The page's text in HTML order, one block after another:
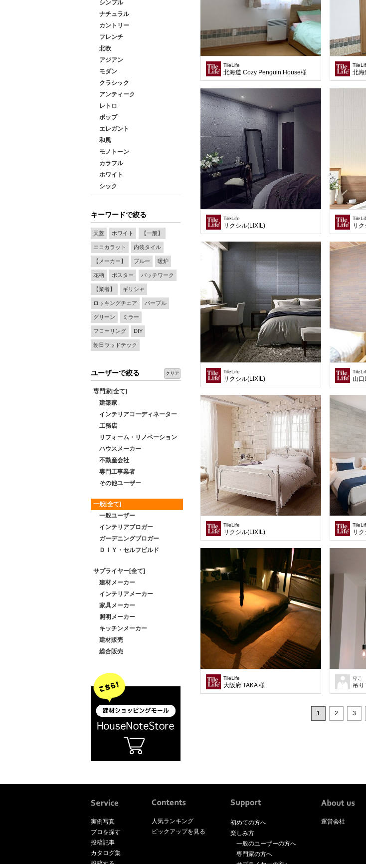
シンプル
ナチュラル
カントリー
フレンチ
北欧
アジアン
モダン
クラシック
アンティーク
レトロ
ポップ
エレガント
和風
モノトーン
カラフル
ホワイト
シック
キーワードで絞る
天蓋 ホワイト 【一般】
エコカラット 内装タイル
【メーカー】 ブルー 暖炉
花柄 ポスター パッチワーク
【業者】 ギリシャ
ロッキングチェア パープル
グリーン ミラー
フローリング DIY
朝日ウッドテック
ユーザーで絞る クリア
専門家[全て]
建築家
インテリアコーディネーター
工務店
リフォーム・リノベーション
ハウスメーカー
不動産会社
専門工事業者
その他ユーザー
一般[全て]
一般ユーザー
インテリアブロガー
ガーデニングブロガー
ＤＩＹ・セルフビルド
サプライヤー[全て]
建材メーカー
インテリアメーカー
家具メーカー
照明メーカー
キッチンメーカー
建材販売
総合販売
TileLife
北海道 Cozy Penguin House様 北海
TileLife
リクシル(LIXIL) リ
TileLife
リクシル(LIXIL) 山
TileLife
リクシル(LIXIL) リ
TileLife
大阪府 TAKA 様
りこ
吊
1 2 3
実例写真
プロを探す
投稿記事
カタログ集
人気ランキング
ピックアップを見る
初めての方へ
楽しみ方
一般のユーザーの方へ
専門家の方へ
運営会社